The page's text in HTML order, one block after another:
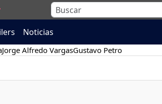
Noticias
Jorge Alfredo VargasGustavo Petro